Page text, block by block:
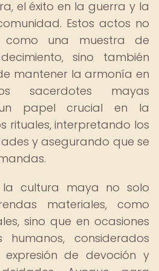
el éxito en la guerra y la
Estos actos no
como una muestra de
sino también
mantener la armonía en
sacerdotes mayas
un papel crucial en la
rituales, interpretando los
y asegurando que se
la cultura maya no solo
materiales, como
sino que en ocasiones
humanos, considerados
de devoción y